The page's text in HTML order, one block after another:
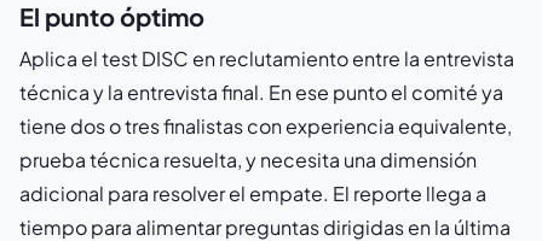
El punto óptimo
Aplica el test DISC en reclutamiento entre la entrevista
técnica y la entrevista final. En ese punto el comité ya
tiene dos o tres finalistas con experiencia equivalente,
prueba técnica resuelta, y necesita una dimensión
adicional para resolver el empate. El reporte llega a
tiempo para alimentar preguntas dirigidas en la última